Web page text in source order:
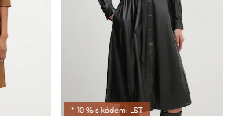
*-10 % s kódem: LST